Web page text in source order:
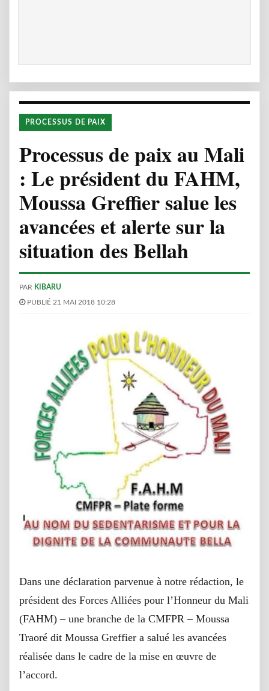
PROCESSUS DE PAIX
Processus de paix au Mali
: Le président du FAHM,
Moussa Greffier salue les
avancées et alerte sur la
situation des Bellah
PAR KIBARU
PUBLIÉ 21 MAI 2018 10:28
Dans une déclaration parvenue à notre rédaction, le
président des Forces Alliées pour l’Honneur du Mali
(FAHM) – une branche de la CMFPR – Moussa
Traoré dit Moussa Greffier a salué les avancées
réalisée dans le cadre de la mise en œuvre de
l’accord.